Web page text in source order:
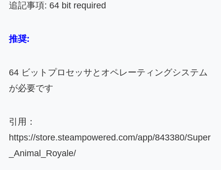
追記事項: 64 bit required
推奨:
64 ビットプロセッサとオペレーティングシステム
が必要です
引用：
https://store.steampowered.com/app/843380/Super
_Animal_Royale/